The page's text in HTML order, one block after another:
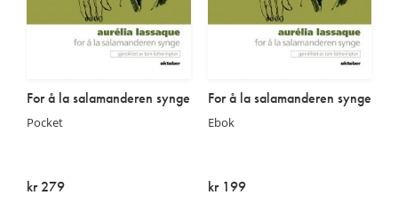
For å la salamanderen synge
Pocket
kr 279
For å la salamanderen synge
Ebok
kr 199